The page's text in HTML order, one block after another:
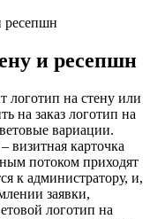
ресепшн
и ресепшн
логотип на стену или
на заказ логотип на
вариации.
визитная карточка
потоком приходят
к администратору, и,
заявки,
логотип на